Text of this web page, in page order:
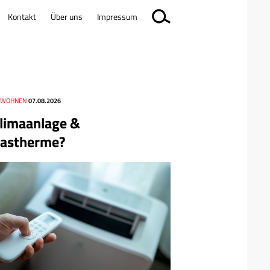
&
07.08.2026
Kontakt Über uns Impressum